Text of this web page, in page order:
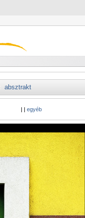
absztrakt
| | egyéb